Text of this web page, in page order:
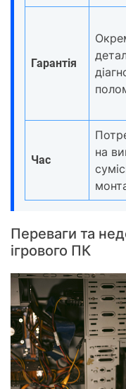
Гарантія
Час
на
Переваги та
ігрового ПК